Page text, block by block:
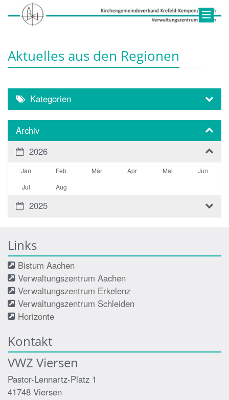
Aktuelles aus den Regionen
Kategorien
Archiv
2026
Jan Feb Mär Apr Mai
Jun
Jul
Aug
2025
Links
Bistum Aachen
Verwaltungszentrum Aachen
Verwaltungszentrum Erkelenz
Verwaltungszentrum Schleiden
Horizonte
Kontakt
VWZ Viersen
Pastor-Lennartz-Platz 1
41748 Viersen